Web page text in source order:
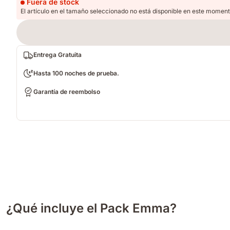
Fuera de stock
El artículo en el tamaño seleccionado no está disponible en este
Entrega Gratuita
Hasta 100 noches de prueba.
Garantía de reembolso
¿Qué incluye el Pack Emma?